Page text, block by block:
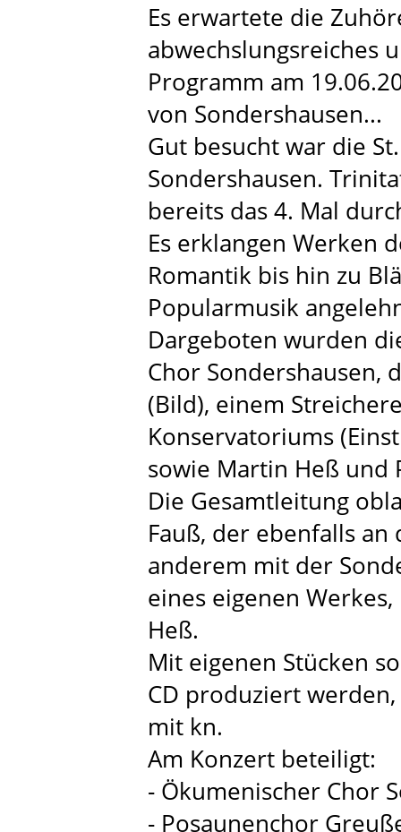
Es erwartete die
abwechslungsreiches
Programm am
von Sondershausen...
Gut besucht war die
Sondershausen.
bereits das 4. Mal
Es erklangen Werken
Romantik bis hin zu
Popularmusik
Dargeboten wurden
Chor Sondershausen,
(Bild), einem
Konservatoriums
sowie Martin Heß und
Die Gesamtleitung
Fauß, der ebenfalls
anderem mit der
eines eigenen
Heß.
Mit eigenen Stücken
CD produziert
mit kn.
Am Konzert beteiligt:
- Ökumenischer Chor
- Posaunenchor